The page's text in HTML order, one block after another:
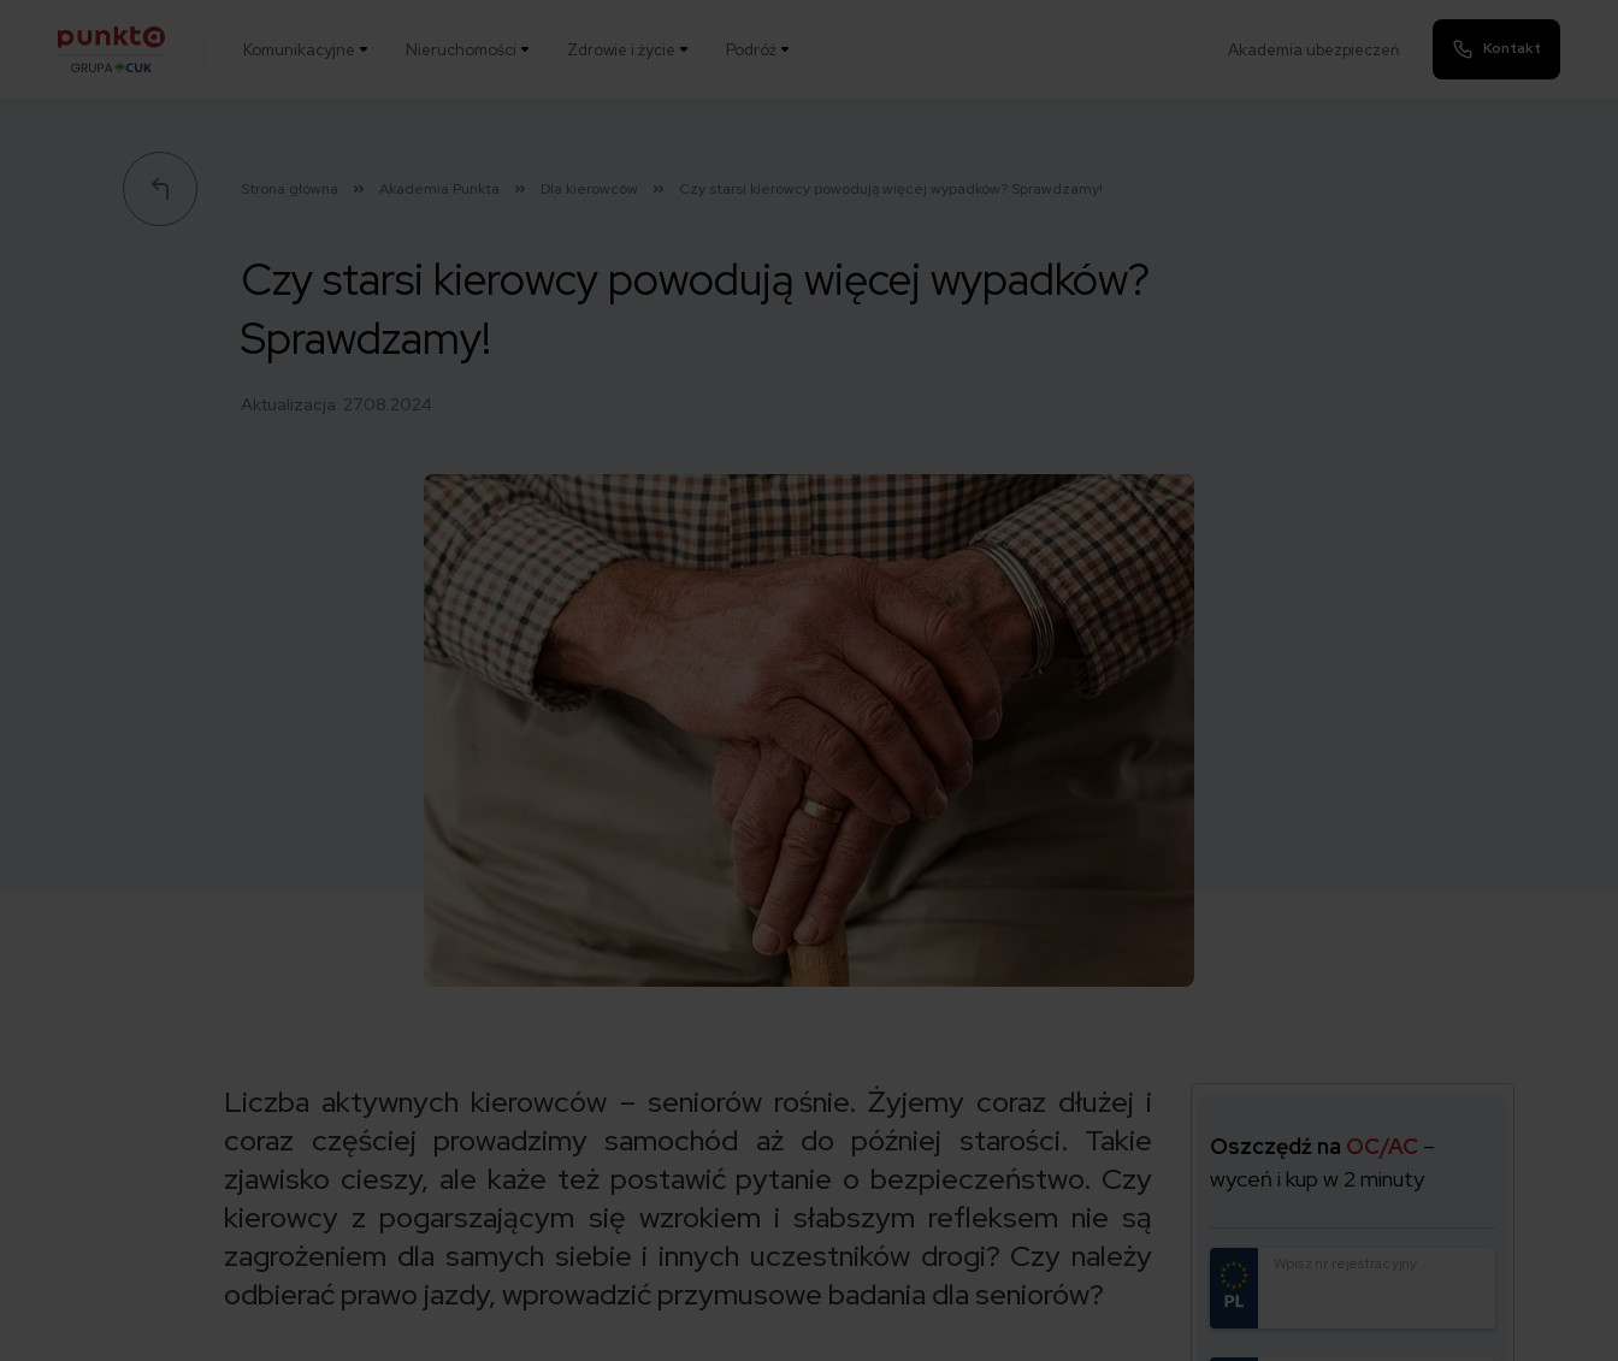
Komunikacyjne Nieruchomości Zdrowie i życie Podróż Akademia ubezpieczeń Kontakt
Strona główna Akademia Punkta Dla kierowców Czy starsi kierowcy powodują więcej wypadków? Sprawdzamy!
Czy starsi kierowcy powodują więcej wypadków?
Sprawdzamy!
Aktualizacja: 27.08.2024
Liczba aktywnych kierowców – seniorów rośnie. Żyjemy coraz dłużej i
coraz częściej prowadzimy samochód aż do później starości. Takie
zjawisko cieszy, ale każe też postawić pytanie o bezpieczeństwo. Czy
kierowcy z pogarszającym się wzrokiem i słabszym refleksem nie są
zagrożeniem dla samych siebie i innych uczestników drogi? Czy należy
odbierać prawo jazdy, wprowadzić przymusowe badania dla seniorów?
Oszczędź na OC/AC –
wyceń i kup w 2 minuty
Wpisz nr rejestracyjny